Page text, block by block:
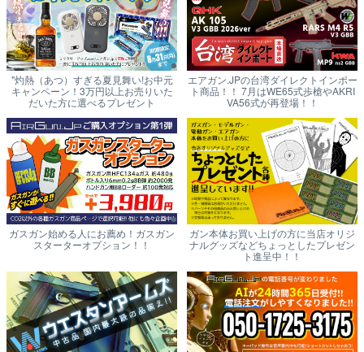
"灼熱（あつ）すぎる夏見舞い!お中元
キャンペーン！3万円以上お売りいた
だいた方に選べるプレゼント
エアガン.JPの台湾ダイレクトインポー
ト商品！！ 7月はWE65式歩槍やAKRI
VA56式が再登場！！
ガスガン始める人にお薦め！ガスガン
スターターオプション！！
ガン本体お買い上げの方に当店オリジ
ナルグッズなどちょっとしたプレゼン
ト進呈中！！